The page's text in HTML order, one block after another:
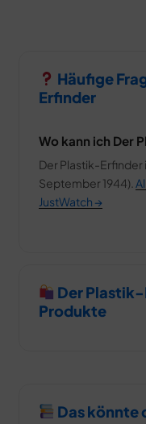
Häufige
Erfinder
Wo kann ich Der
Der Plastik-Erfinder
September 1944).
JustWatch →
Der
Produkte
Das könnte